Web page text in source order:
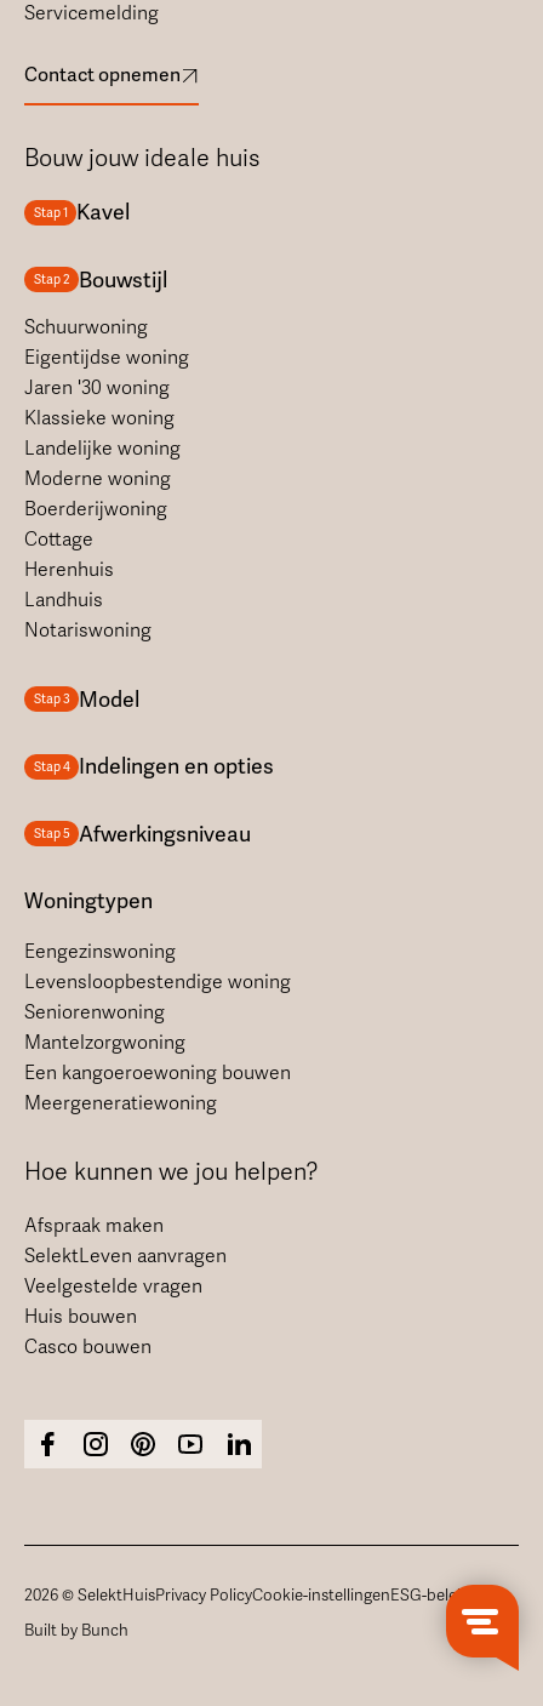
Servicemelding
Contact opnemen
Bouw jouw ideale huis
Stap 1 Kavel
Stap 2 Bouwstijl
Schuurwoning
Eigentijdse woning
Jaren '30 woning
Klassieke woning
Landelijke woning
Moderne woning
Boerderijwoning
Cottage
Herenhuis
Landhuis
Notariswoning
Stap 3 Model
Stap 4 Indelingen en opties
Stap 5 Afwerkingsniveau
Woningtypen
Eengezinswoning
Levensloopbestendige woning
Seniorenwoning
Mantelzorgwoning
Een kangoeroewoning bouwen
Meergeneratiewoning
Hoe kunnen we jou helpen?
Afspraak maken
SelektLeven aanvragen
Veelgestelde vragen
Huis bouwen
Casco bouwen
2026 © SelektHuisPrivacy PolicyCookie-instellingenESG-beleid
Built by Bunch